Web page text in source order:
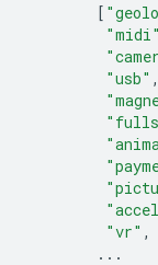
[
"midi"
"usb" ,
"vr" ,
...